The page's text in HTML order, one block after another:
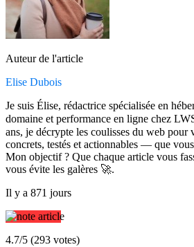
Auteur de l'article
Elise Dubois
Je suis Élise, rédactrice spécialisée en
domaine et performance en ligne chez
ans, je décrypte les coulisses du web pour
concrets, testés et actionnables — que
Mon objectif ? Que chaque article vous
vous évite les galères 🚀.
Il y a 871 jours
4.7/5 (293 votes)